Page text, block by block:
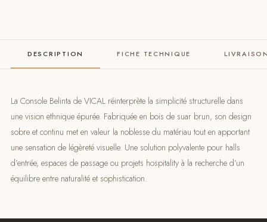
DESCRIPTION FICHE TECHNIQUE
La Console Belinta de VICAL réinterprète la simplicité structurelle dans
une vision ethnique épurée. Fabriquée en bois de suar brun, son design
sobre et continu met en valeur la noblesse du matériau tout en apportant
une sensation de légèreté visuelle. Une solution polyvalente pour halls
d’entrée, espaces de passage ou projets hospitality à la recherche d’un
équilibre entre naturalité et sophistication.